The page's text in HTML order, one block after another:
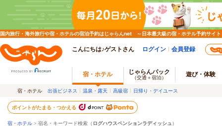
国内旅行・海外旅行や宿・ホテルの宿泊予約はじゃらんnet ～日本最大級の宿・ホテル予約サイト
こんにちは♪ゲストさん ログイン 会員登録
宿・ホテル じゃらんパック
（交通＋宿泊） 遊び・体験
宿・ホテル 出張ビジネス 温泉・露天 高級宿 日帰り・デイユース
ポイントがたまる・つかえる
宿・ホテル > 宿名・キーワード検索（ ログハウスペンションラディッシュ ）